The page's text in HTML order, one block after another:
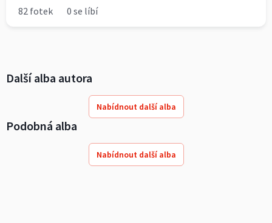
82 fotek 0 se líbí
Další alba autora
Nabídnout další alba
Podobná alba
Nabídnout další alba